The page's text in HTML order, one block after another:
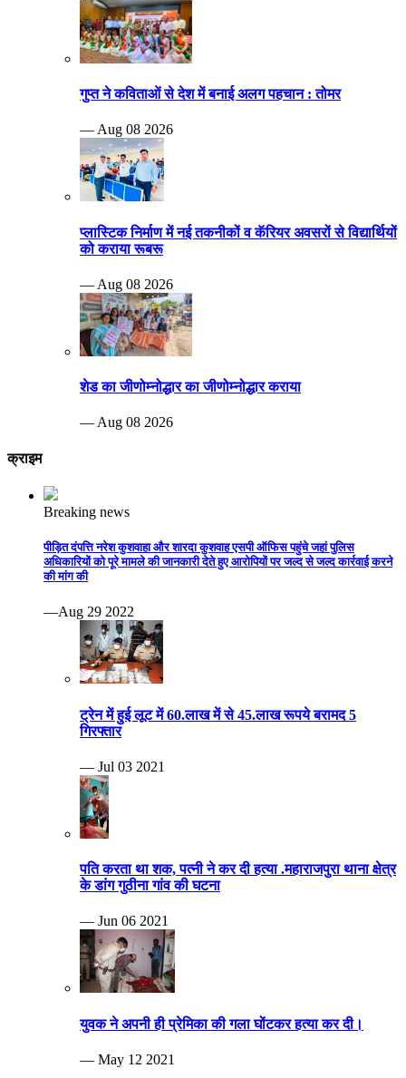
गुप्त ने कविताओं से देश में बनाई अलग पहचान : तोमर
— Aug 08 2026
प्लास्टिक निर्माण में नई तकनीकों व कॅरियर अवसरों से विद्यार्थियों
को कराया रूबरू
— Aug 08 2026
शेड का जीणोम्नोद्धार का जीणोम्नोद्धार कराया
— Aug 08 2026
क्राइम
Breaking news
पीड़ित दंपत्ति नरेश कुशवाहा और शारदा कुशवाह एसपी ऑफिस पहुंचे जहां पुलिस
अधिकारियों को पूरे मामले की जानकारी देते हुए आरोपियों पर जल्द से जल्द कार्रवाई करने
की मांग की
—Aug 29 2022
ट्रेन में हुई लूट में 60.लाख में से 45.लाख रूपये बरामद 5
गिरफ्तार
— Jul 03 2021
पति करता था शक, पत्नी ने कर दी हत्या .महाराजपुरा थाना क्षेत्र
के डांग गुठीना गांव की घटना
— Jun 06 2021
युवक ने अपनी ही प्रेमिका की गला घोंटकर हत्या कर दी।
— May 12 2021